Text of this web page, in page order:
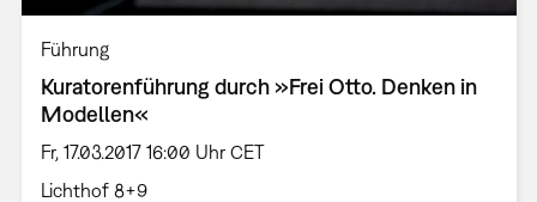
Führung
Kuratorenführung durch »Frei Otto. Denken in
Modellen«
Fr, 17.03.2017 16:00 Uhr CET
Lichthof 8+9